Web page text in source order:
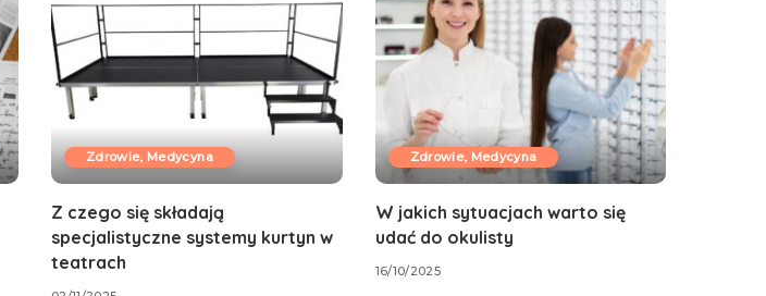
Zdrowie, Medycyna
Z czego się składają
specjalistyczne systemy kurtyn w
teatrach
Zdrowie, Medycyna
W jakich sytuacjach warto się
udać do okulisty
16/10/2025